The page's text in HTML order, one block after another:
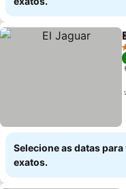
Selecione as datas
exatos.